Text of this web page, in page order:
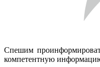
Спешим
компетентную